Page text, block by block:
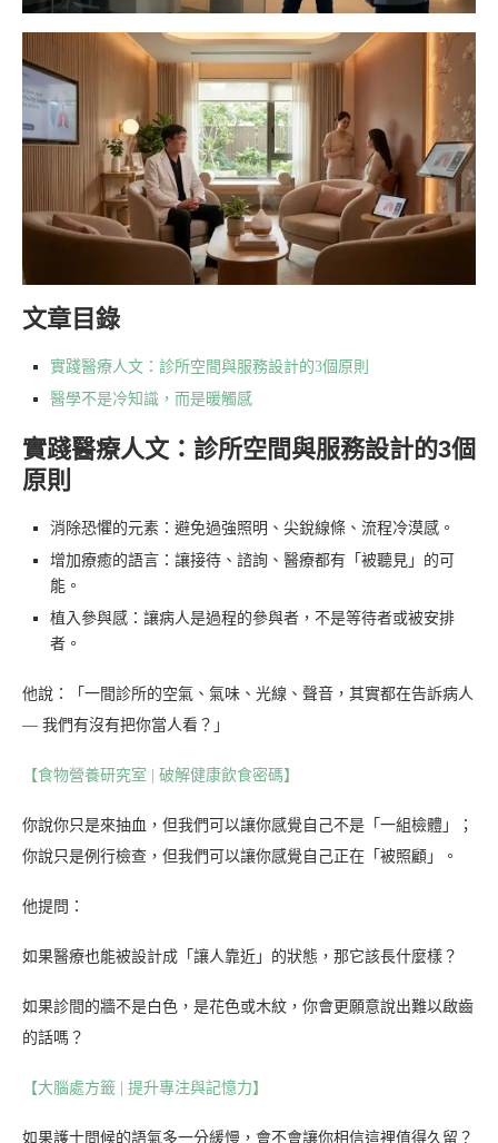
文章目錄
實踐醫療人文：診所空間與服務設計的3個原則
醫學不是冷知識，而是暖觸感
實踐醫療人文：診所空間與服務設計的3個
原則
消除恐懼的元素：避免過強照明、尖銳線條、流程冷漠感。
增加療癒的語言：讓接待、諮詢、醫療都有「被聽見」的可
能。
植入參與感：讓病人是過程的參與者，不是等待者或被安排
者。
他說：「一間診所的空氣、氣味、光線、聲音，其實都在告訴病人
— 我們有沒有把你當人看？」
【食物營養研究室 | 破解健康飲食密碼】
你說你只是來抽血，但我們可以讓你感覺自己不是「一組檢體」；
你說只是例行檢查，但我們可以讓你感覺自己正在「被照顧」。
他提問：
如果醫療也能被設計成「讓人靠近」的狀態，那它該長什麼樣？
如果診間的牆不是白色，是花色或木紋，你會更願意說出難以啟齒
的話嗎？
【大腦處方籤 | 提升專注與記憶力】
如果護士問候的語氣多一分緩慢，會不會讓你相信這裡值得久留？